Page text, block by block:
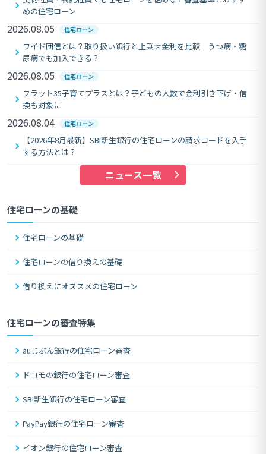
めの住宅ローン
2026.08.05 住宅ローン
ワイド団信とは？取り扱い銀行と上乗せ金利を比較｜うつ病・糖
尿病でも加入できる？
2026.08.05 住宅ローン
フラット35子育てプラスとは？子どもの人数で金利引き下げ・借
換も対象に
2026.08.04 住宅ローン
【2026年8月最新】SBI新生銀行の住宅ローンの請求コードを入手
する方法とは？
ニュース一覧
住宅ローンの基礎
住宅ローンの基礎
住宅ローンの借り換えの基礎
借り換えにオススメの住宅ローン
住宅ローンの審査特集
auじぶん銀行の住宅ローン審査
ドコモの銀行の住宅ローン審査
SBI新生銀行の住宅ローン審査
PayPay銀行の住宅ローン審査
イオン銀行の住宅ローン審査